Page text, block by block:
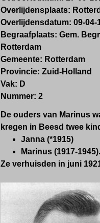
Overlijdensplaats:
Overlijdensdatum: 09-04-
Begraafplaats: Gem.
Rotterdam
Gemeente: Rotterdam
Provincie: Zuid-Holland
Vak: D
Nummer: 2
De ouders van Marinus
kregen in Beesd twee
Janna (*1915)
Marinus (1917-1945).
Ze verhuisden in juni